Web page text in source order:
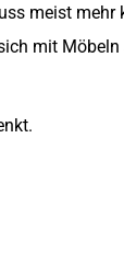
meist mehr
mit